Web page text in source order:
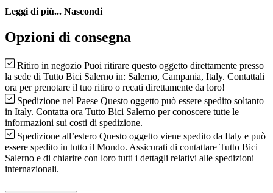
Leggi di più... Nascondi
Opzioni di consegna
Ritiro in negozio Puoi ritirare questo oggetto direttamente presso
la sede di Tutto Bici Salerno in: Salerno, Campania, Italy. Contattali
ora per prenotare il tuo ritiro o recati direttamente da loro!
Spedizione nel Paese Questo oggetto può essere spedito soltanto
in Italy. Contatta ora Tutto Bici Salerno per conoscere tutte le
informazioni sui costi di spedizione.
Spedizione all’estero Questo oggetto viene spedito da Italy e può
essere spedito in tutto il Mondo. Assicurati di contattare Tutto Bici
Salerno e di chiarire con loro tutti i dettagli relativi alle spedizioni
internazionali.